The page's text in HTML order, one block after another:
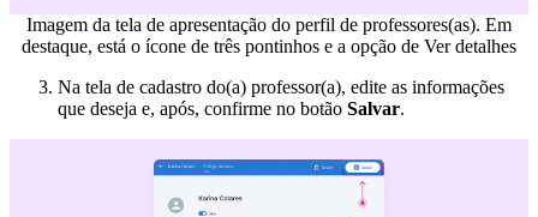
Imagem da tela de apresentação do perfil de professores(as). Em
destaque, está o ícone de três pontinhos e a opção de Ver detalhes
Na tela de cadastro do(a) professor(a), edite as informações
que deseja e, após, confirme no botão Salvar.